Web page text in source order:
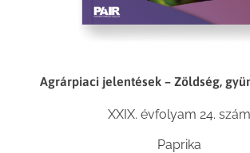
Agrárpiaci jelentések – Zöldség,
XXIX. évfolyam 24. szám
Paprika